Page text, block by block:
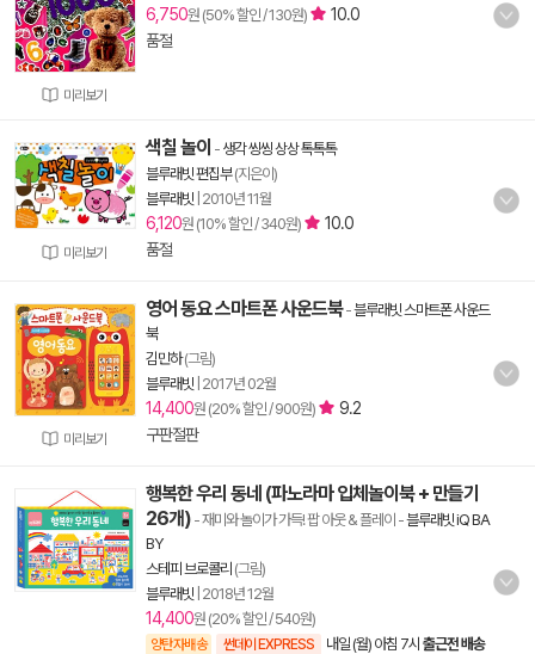
미리보기
6,750원 (50% 할인 / 130원)
10.0
품절
미리보기
색칠 놀이 - 생각 씽씽 상상 톡톡톡
블루래빗 편집부(지은이)
블루래빗 2010년 11월
6,120원 (10% 할인 / 340원)
10.0
품절
미리보기
영어 동요 스마트폰 사운드북-블루래빗 스마트폰 사운드
북
김민하(그림)
블루래빗 2017년 02월
14,400원 (20% 할인 / 900원)
9.2
구판절판
행복한 우리 동네 (파노라마 입체놀이북 + 만들기
26개) - 재미와 놀이가 가득! 팝 아웃 & 플레이 -블루래빗 iQ BA
BY
스테피 브로콜리 (그림)
블루래빗 2018년 12월
14,400원 (20% 할인 / 540원)
양탄자배송 썬데이 EXPRESS 내일 (월) 아침 7시 출근전 배송